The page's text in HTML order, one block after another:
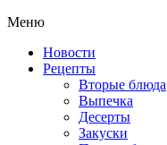
Меню
Новости
Рецепты
Вторые блюда
Выпечка
Десерты
Закуски